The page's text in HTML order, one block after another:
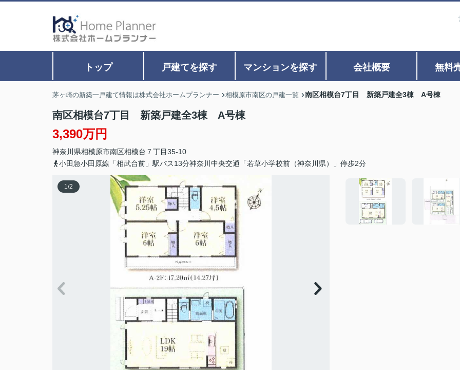
トップ 戸建てを探す マンションを探す 会社概要 無料
茅ヶ崎の新築一戸建て情報は株式会社ホームプランナー 相模原市南区の戸建一覧 南区相模台7丁目 新築戸建全3棟 A号棟
南区相模台7丁目 新築戸建全3棟 A号棟
3,390万円
神奈川県相模原市南区相模台 ７丁目35-10
小田急小田原線「相武台前」駅バス13分神奈川中央交通「若草小学校前（神奈川県）」停歩2分
1/2